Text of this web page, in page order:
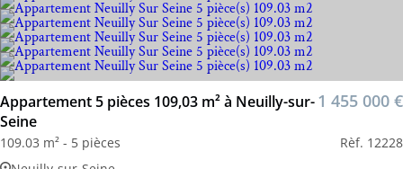
Appartement 5 pièces 109,03 m² à Neuilly-sur-
Seine
1 455 000 €
109.03 m² - 5 pièces
Rèf. 12228